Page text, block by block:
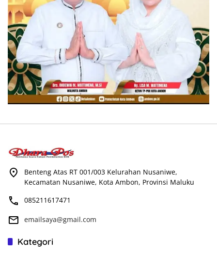
Benteng Atas RT 001/003 Kelurahan Nusaniwe,
Kecamatan Nusaniwe, Kota Ambon, Provinsi Maluku
085211617471
emailsaya@gmail.com
Kategori